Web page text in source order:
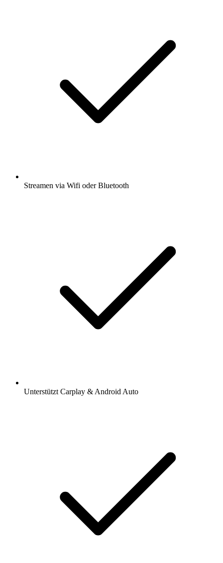
Streamen via Wifi oder Bluetooth
Unterstützt Carplay & Android Auto